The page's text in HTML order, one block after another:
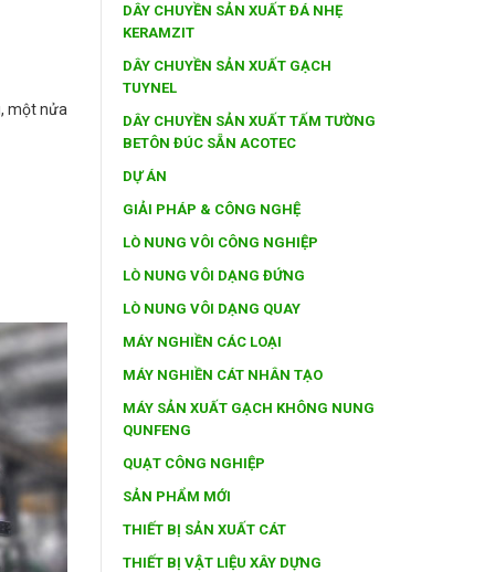
một nửa
DÂY CHUYỀN SẢN XUẤT ĐÁ NHẸ
KERAMZIT
DÂY CHUYỀN SẢN XUẤT GẠCH
TUYNEL
DÂY CHUYỀN SẢN XUẤT TẤM TƯỜNG
BETÔN ĐÚC SẴN ACOTEC
DỰ ÁN
GIẢI PHÁP & CÔNG NGHỆ
LÒ NUNG VÔI CÔNG NGHIỆP
LÒ NUNG VÔI DẠNG ĐỨNG
LÒ NUNG VÔI DẠNG QUAY
MÁY NGHIỀN CÁC LOẠI
MÁY NGHIỀN CÁT NHÂN TẠO
MÁY SẢN XUẤT GẠCH KHÔNG NUNG
QUNFENG
QUẠT CÔNG NGHIỆP
SẢN PHẨM MỚI
THIẾT BỊ SẢN XUẤT CÁT
THIẾT BỊ VẬT LIỆU XÂY DỰNG